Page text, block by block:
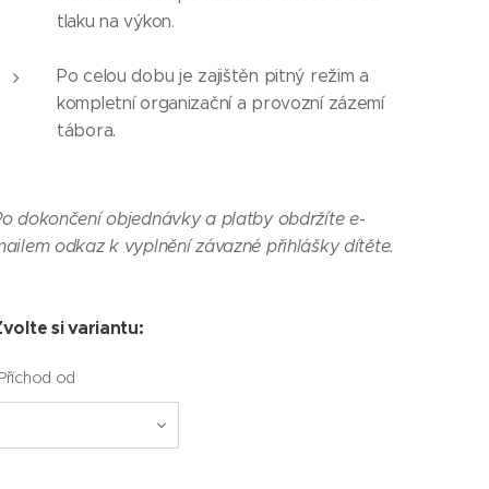
tlaku na výkon.
Po celou dobu je zajištěn pitný režim a
kompletní organizační a provozní zázemí
tábora.
dokončení objednávky a platby obdržíte e-
odkaz k vyplnění závazné přihlášky dítěte.
si variantu:
od